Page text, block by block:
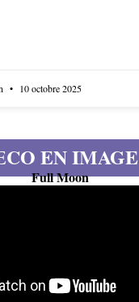
10 octobre 2025
CO EN IMAGE
Full Moon